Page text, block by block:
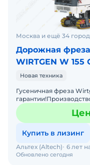
Москва и ещё 34
Дорожная
WIRTGEN W 155
Новая техника
Гусеничная фреза
ГерманииСрок
Купить в лизинг
Обновлено сегодня
Альтех (Altech) 6 лет